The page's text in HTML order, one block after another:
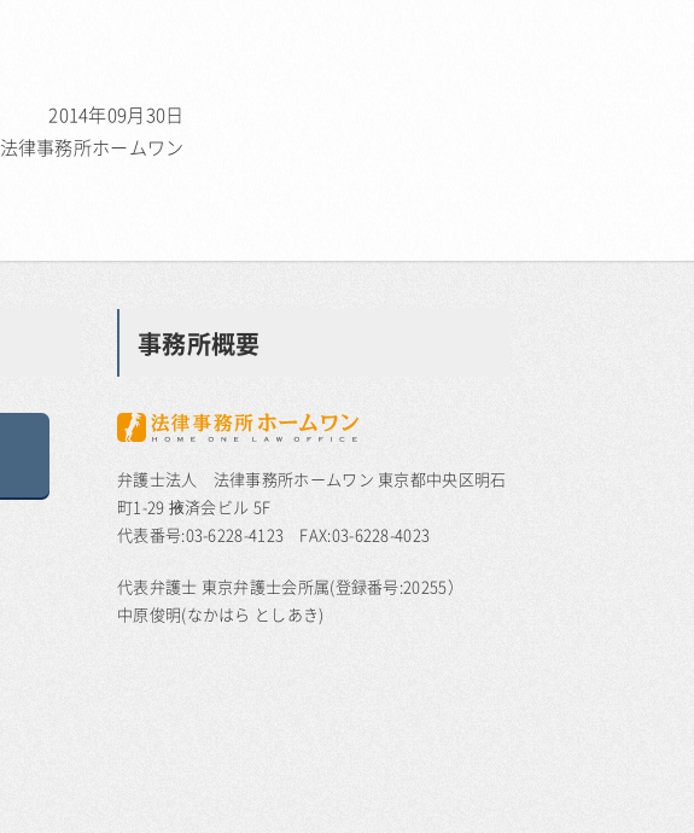
2014年09月30日
法律事務所ホームワン
事務所概要
弁護士法人 法律事務所ホームワン 東京都中央区明石
町1-29 掖済会ビル 5F
代表番号:03-6228-4123 FAX:03-6228-4023
代表弁護士 東京弁護士会所属(登録番号:20255）
中原俊明(なかはら としあき)